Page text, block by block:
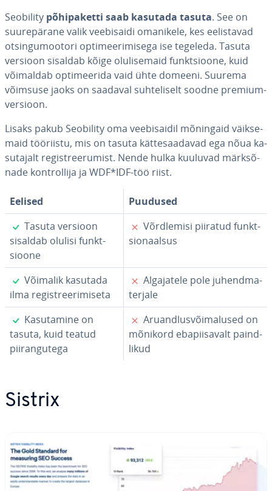
Seobility põ­hi­pa­ketti saab kasutada tasuta. See on
suu­re­pä­rane valik vee­bi­saidi omanikele, kes eelis­ta­vad
ot­sin­gu­moo­tori op­ti­mee­ri­mi­sega ise tegeleda. Tasuta
versioon sisaldab kõige olu­li­se­maid funkt­sioone, kuid
võimaldab op­ti­mee­rida vaid ühte domeeni. Suurema
võimsuse jaoks on saadaval suh­te­li­selt soodne premium-
versioon.
Lisaks pakub Seobility oma vee­bi­sai­dil mõningaid väik­se­
maid tööriistu, mis on tasuta kät­te­saa­da­vad ega nõua ka­
su­ta­jalt re­gist­ree­ru­mist. Nende hulka kuuluvad märk­sõ­
nade kont­rol­lija ja WDF*IDF-töö riist.
Eelised
Puudused
✓
Tasuta versioon
sisaldab olulisi funkt­
sioone
✗
Võrd­le­misi piiratud funkt­
sio­naal­sus
✓
Võimalik kasutada
ilma re­gist­ree­ri­miseta
✗
Al­ga­ja­tele pole ju­hend­ma­
ter­jale
✓
Ka­su­ta­mine on
tasuta, kuid teatud
piiran­gu­tega
✗
Aru­and­lus­või­ma­lu­sed on
mõnikord eba­pii­sa­valt paind­
li­kud
Sistrix